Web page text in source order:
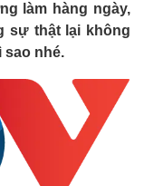
làm hàng ngày,
sự thật lại không
sao nhé.